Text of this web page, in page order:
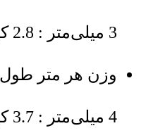
3 میلی‌متر : 2.8 کیلوگرم
4 میلی‌متر : 3.7 کیلوگرم